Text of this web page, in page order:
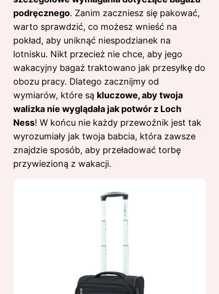
podręcznego. Zanim zaczniesz się pakować,
warto sprawdzić, co możesz wnieść na
pokład, aby uniknąć niespodzianek na
lotnisku. Nikt przecież nie chce, aby jego
wakacyjny bagaż traktowano jak przesyłkę do
obozu pracy. Dlatego zacznijmy od
wymiarów, które są kluczowe, aby twoja
walizka nie wyglądała jak potwór z Loch
Ness! W końcu nie każdy przewoźnik jest tak
wyrozumiały jak twoja babcia, która zawsze
znajdzie sposób, aby przeładować torbę
przywiezioną z wakacji.